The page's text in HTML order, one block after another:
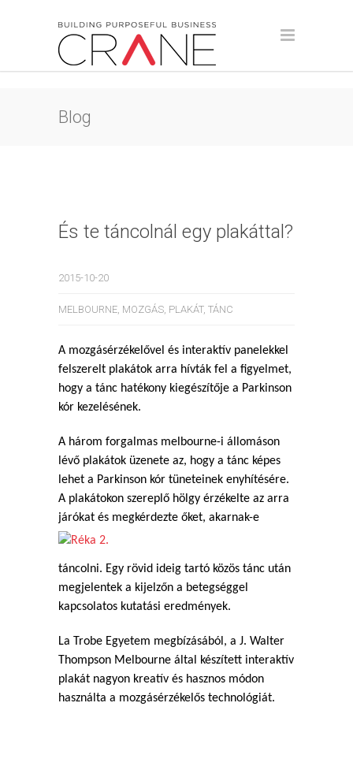
Blog
És te táncolnál egy plakáttal?
2015-10-20
MELBOURNE, MOZGÁS, PLAKÁT, TÁNC
A mozgásérzékelővel és interaktív panelekkel
felszerelt plakátok arra hívták fel a figyelmet,
hogy a tánc hatékony kiegészítője a Parkinson
kór kezelésének.
A három forgalmas melbourne-i állomáson
lévő plakátok üzenete az, hogy a tánc képes
lehet a Parkinson kór tüneteinek enyhítésére.
A plakátokon szereplő hölgy érzékelte az arra
járókat és megkérdezte őket, akarnak-e
táncolni. Egy rövid ideig tartó közös tánc után
megjelentek a kijelzőn a betegséggel
kapcsolatos kutatási eredmények.
La Trobe Egyetem megbízásából, a J. Walter
Thompson Melbourne által készített interaktív
plakát nagyon kreatív és hasznos módon
használta a mozgásérzékelős technológiát.